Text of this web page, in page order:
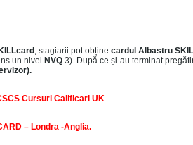
, stagiarii pot obține cardul Albastru
un nivel NVQ 3). După ce și-au terminat
Cursuri Calificari UK
– Londra -Anglia.